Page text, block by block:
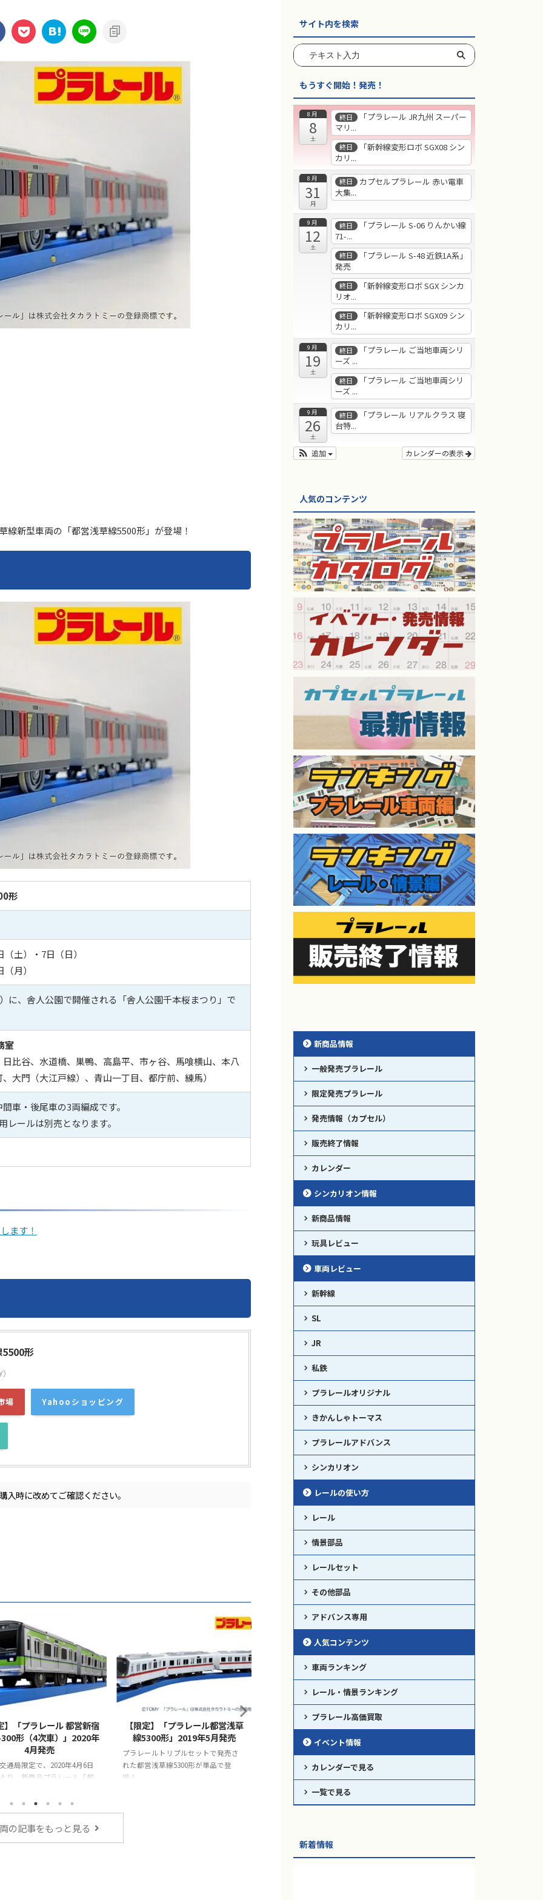
新型車両の「都営浅草線5500形」が登場！
形
土）・7日（日）
月）
に、舎人公園で開催される「舎人公園千本桜まつり」で
室
比谷、水道橋、巣鴨、高島平、市ヶ谷、馬喰横山、本八
大門（大江戸線）、青山一丁目、都庁前、練馬）
車・後尾車の3両編成です。
ールは別売となります。
ます！
形
場 Yahooショッピング
時に改めてご確認ください。
】「プラレール 都営新宿
形（4次車）」2020年
4月発売
通局限定で、2020年4月6日
り、新商品プラレール「都
ます。
2019/5/15
【限定】「プラレール都営浅草
線5300形」2019年5月発売
プラレールトリプルセットで発売さ
れた都営浅草線5300形が単品で登
場！
2019/4/1
【限定】「プラレール 都営浅草
線5500形」2019年4月発売
て、浅草線新型車両の「都営浅草線
の記事をもっと見る
サイト内を検索
もうすぐ開始！発売！
8月
8
土
終日
「プラレール JR九州 スーパー
マリ...
終日
「新幹線変形ロボ SGX08 シン
カリ...
8月
31
月
終日
カプセルプラレール 赤い電車
大集...
9月
12
土
終日
「プラレール S-06 りんかい線
71-...
終日
「プラレール S-48 近鉄1A系」
発売
終日
「新幹線変形ロボ SGX シンカ
リオ...
終日
「新幹線変形ロボ SGX09 シン
カリ...
9月
19
土
終日
「プラレール ご当地車両シリ
ーズ ...
終日
「プラレール ご当地車両シリ
ーズ ...
9月
26
土
終日
「プラレール リアルクラス 寝
台特...
カレンダーの表示
追加
人気のコンテンツ
新商品情報
一般発売プラレール
限定発売プラレール
発売情報（カプセル）
販売終了情報
カレンダー
シンカリオン情報
新商品情報
玩具レビュー
車両レビュー
新幹線
SL
JR
私鉄
プラレールオリジナル
きかんしゃトーマス
プラレールアドバンス
シンカリオン
レールの使い方
レール
情景部品
レールセット
その他部品
アドバンス専用
人気コンテンツ
車両ランキング
レール・情景ランキング
プラレール高価買取
イベント情報
カレンダーで見る
一覧で見る
新着情報